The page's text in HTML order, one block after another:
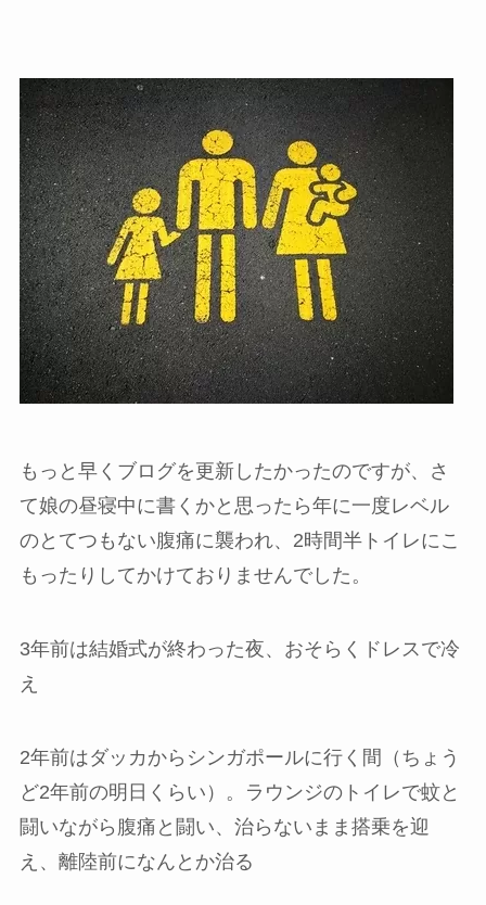
もっと早くブログを更新したかったのですが、さ
て娘の昼寝中に書くかと思ったら年に一度レベル
のとてつもない腹痛に襲われ、2時間半トイレにこ
もったりしてかけておりませんでした。
3年前は結婚式が終わった夜、おそらくドレスで冷
え
2年前はダッカからシンガポールに行く間（ちょう
ど2年前の明日くらい）。ラウンジのトイレで蚊と
闘いながら腹痛と闘い、治らないまま搭乗を迎
え、離陸前になんとか治る